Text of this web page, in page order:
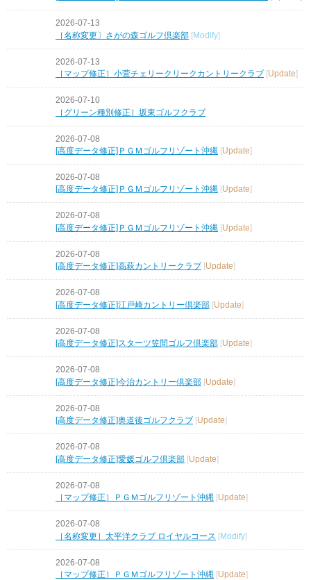
2026-07-13
［名称変更〕さがの森ゴルフ倶楽部 [Modify]
2026-07-13
［マップ修正］小萱チェリークリークカントリークラブ [Update]
2026-07-10
［グリーン種別修正］坂東ゴルフクラブ
2026-07-08
[高度データ修正]ＰＧＭゴルフリゾート沖縄 [Update]
2026-07-08
[高度データ修正]ＰＧＭゴルフリゾート沖縄 Update
2026-07-08
[高度データ修正]ＰＧＭゴルフリゾート沖縄 [Update]
2026-07-08
[高度データ修正]高萩カントリークラブ
Update
2026-07-08
[高度データ修正]江戸崎カントリー倶楽部 [Update]
2026-07-08
[高度データ修正]スターツ笠間ゴルフ倶楽部 Update
2026-07-08
[高度データ修正]今治カントリー倶楽部 [Update]
2026-07-08
[高度データ修正]奥道後ゴルフクラブ
Update
2026-07-08
[高度データ修正]愛媛ゴルフ倶楽部 [Update]
2026-07-08
［マップ修正］ＰＧＭゴルフリゾート沖縄 [Update]
2026-07-08
［名称変更］太平洋クラブ ロイヤルコース [Modify]
2026-07-08
［マップ修正］ＰＧＭゴルフリゾート沖縄 [Update]